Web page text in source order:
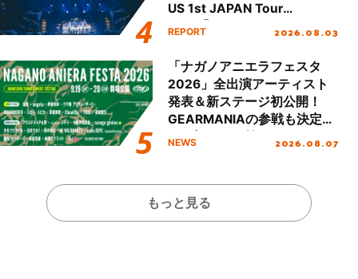
US 1st JAPAN Tour
Final「NICE to meet YOU
ート!!
REPORT 2026.08.03
「ナガノアニエラフェスタ
2026」全出演アーティスト
発表＆新ステージ初公開！
GEARMANIAの参戦も決定
し、初となる第3ステージの
NEWS 2026.08.07
もっと見る